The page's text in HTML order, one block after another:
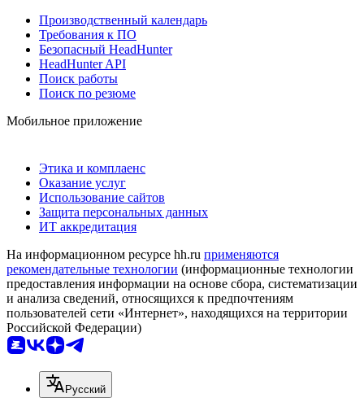
Производственный календарь
Требования к ПО
Безопасный HeadHunter
HeadHunter API
Поиск работы
Поиск по резюме
Мобильное приложение
Этика и комплаенс
Оказание услуг
Использование сайтов
Защита персональных данных
ИТ аккредитация
На информационном ресурсе hh.ru применяются
рекомендательные технологии (информационные технологии
предоставления информации на основе сбора, систематизации
и анализа сведений, относящихся к предпочтениям
пользователей сети «Интернет», находящихся на территории
Российской Федерации)
Русский